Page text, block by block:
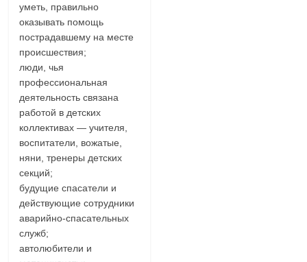
уметь, правильно
оказывать помощь
пострадавшему на месте
происшествия;
люди, чья
профессиональная
деятельность связана
работой в детских
коллективах — учителя,
воспитатели, вожатые,
няни, тренеры детских
секций;
будущие спасатели и
действующие сотрудники
аварийно-спасательных
служб;
автолюбители и